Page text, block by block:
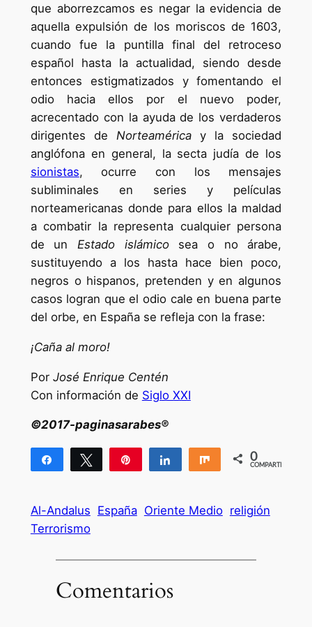
que aborrezcamos es negar la evidencia de
aquella expulsión de los moriscos de 1603,
cuando fue la puntilla final del retroceso
español hasta la actualidad, siendo desde
entonces estigmatizados y fomentando el
odio hacia ellos por el nuevo poder,
acrecentado con la ayuda de los verdaderos
dirigentes de Norteaméricay la sociedad
anglófona en general, la secta judía de los
sionistas, ocurre con los mensajes
subliminales en series y películas
norteamericanas donde para ellos la maldad
a combatir la representa cualquier persona
de unEstado islámicosea o no árabe,
sustituyendo a los hasta hace bien poco,
negros o hispanos, pretenden y en algunos
casos logran que el odio cale en buena parte
del orbe, en España se refleja con la frase:
¡Caña al moro!
Por José Enrique Centén
Con información de Siglo XXI
©2017-paginasarabes®
Compartir Twittear Compartir Compartir
0
COMPARTIR
Al-Andalus España Oriente Medio religión
Terrorismo
Comentarios